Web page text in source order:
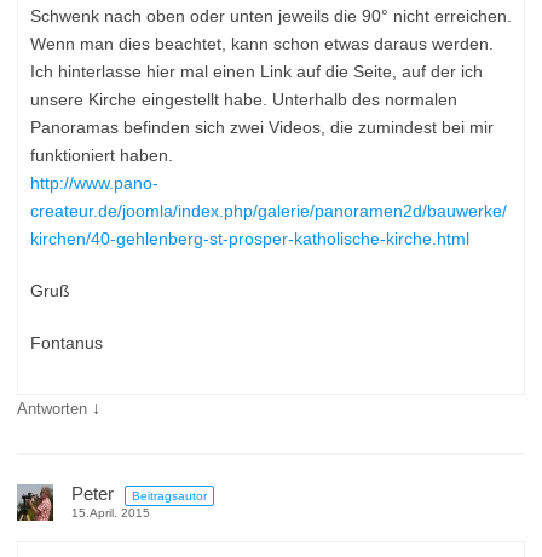
Schwenk nach oben oder unten jeweils die 90° nicht erreichen.
Wenn man dies beachtet, kann schon etwas daraus werden.
Ich hinterlasse hier mal einen Link auf die Seite, auf der ich
unsere Kirche eingestellt habe. Unterhalb des normalen
Panoramas befinden sich zwei Videos, die zumindest bei mir
funktioniert haben.
http://www.pano-
createur.de/joomla/index.php/galerie/panoramen2d/bauwerke/
kirchen/40-gehlenberg-st-prosper-katholische-kirche.html
Gruß
Fontanus
Antworten ↓
Peter
Beitragsautor
15.April. 2015